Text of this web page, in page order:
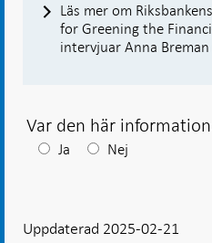
Läs mer om
for Greening the
intervjuar Anna
Var den här
Efter
visas
Ja Nej
Uppdaterad 2025-02-21